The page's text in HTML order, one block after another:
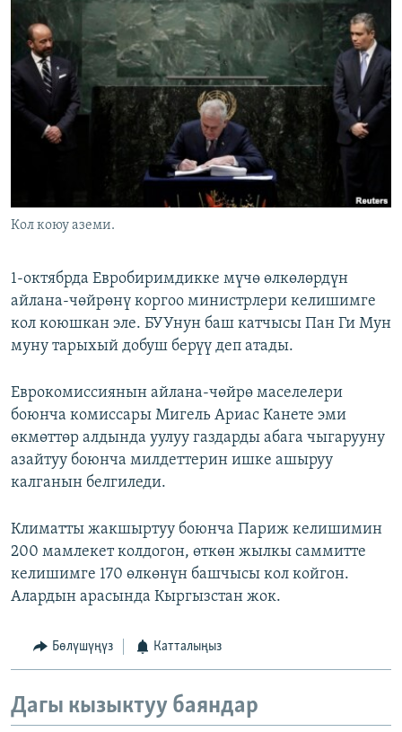
БИЗ ЖАНА ДҮЙНӨ
ДАНИСТЕ
ЭЖЕ-СИҢДИЛЕР
АЗАТТЫК+
ЫҢГАЙСЫЗ СУРООЛОР
Русский
ОНЛАЙН ШЕРИНЕ
ЭЕ/АРнун бардык сайттары
Кол коюу аземи.
1-октябрда Евробиримдикке мүчө өлкөлөрдүн
айлана-чөйрөнү коргоо министрлери келишимге
кол коюшкан эле. БУУнун баш катчысы Пан Ги Мун
муну тарыхый добуш берүү деп атады.
Еврокомиссиянын айлана-чөйрө маселелери
боюнча комиссары Мигель Ариас Канете эми
өкмөттөр алдында уулуу газдарды абага чыгарууну
азайтуу боюнча милдеттерин ишке ашыруу
калганын белгиледи.
Климатты жакшыртуу боюнча Париж келишимин
200 мамлекет колдогон, өткөн жылкы саммитте
келишимге 170 өлкөнүн башчысы кол койгон.
Алардын арасында Кыргызстан жок.
Бөлүшүңүз Катталыңыз
Дагы кызыктуу баяндар